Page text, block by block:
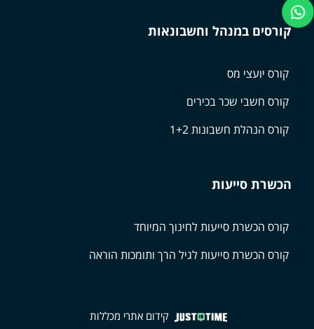
קורסים במנהל וחשבונאות
קורס יועצי מס
קורס חשבי שכר בכירים
קורס הנהלת חשבונות 1+2
הכשרת סייעות
קורס הכשרת סייעות לחינוך המיוחד
קורס הכשרת סייעות לגיל הרך ותומכות הוראה
קידום אתרי מכללות